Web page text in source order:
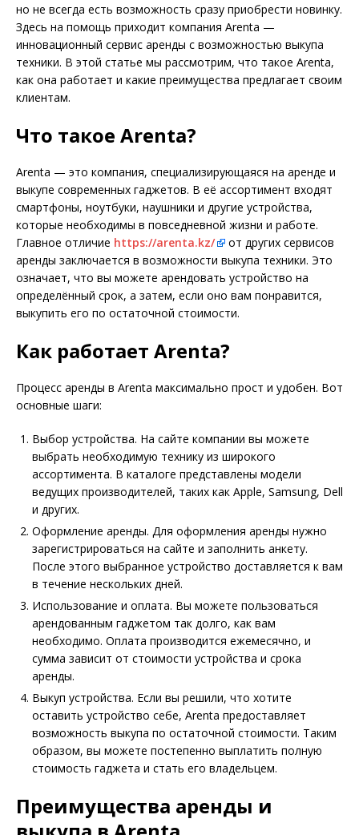
но не всегда есть возможность сразу приобрести новинку.
Здесь на помощь приходит компания Arenta —
инновационный сервис аренды с возможностью выкупа
техники. В этой статье мы рассмотрим, что такое Arenta,
как она работает и какие преимущества предлагает своим
клиентам.
Что такое Arenta?
Arenta — это компания, специализирующаяся на аренде и
выкупе современных гаджетов. В её ассортимент входят
смартфоны, ноутбуки, наушники и другие устройства,
которые необходимы в повседневной жизни и работе.
Главное отличие https://arenta.kz/
от других сервисов
аренды заключается в возможности выкупа техники. Это
означает, что вы можете арендовать устройство на
определённый срок, а затем, если оно вам понравится,
выкупить его по остаточной стоимости.
Как работает Arenta?
Процесс аренды в Arenta максимально прост и удобен. Вот
основные шаги:
Выбор устройства. На сайте компании вы можете
выбрать необходимую технику из широкого
ассортимента. В каталоге представлены модели
ведущих производителей, таких как Apple, Samsung, Dell
и других.
Оформление аренды. Для оформления аренды нужно
зарегистрироваться на сайте и заполнить анкету.
После этого выбранное устройство доставляется к вам
в течение нескольких дней.
Использование и оплата. Вы можете пользоваться
арендованным гаджетом так долго, как вам
необходимо. Оплата производится ежемесячно, и
сумма зависит от стоимости устройства и срока
аренды.
Выкуп устройства. Если вы решили, что хотите
оставить устройство себе, Arenta предоставляет
возможность выкупа по остаточной стоимости. Таким
образом, вы можете постепенно выплатить полную
стоимость гаджета и стать его владельцем.
Преимущества аренды и